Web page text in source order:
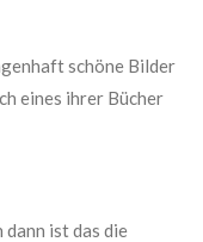
schöne Bilder
eines ihrer Bücher
ist das die